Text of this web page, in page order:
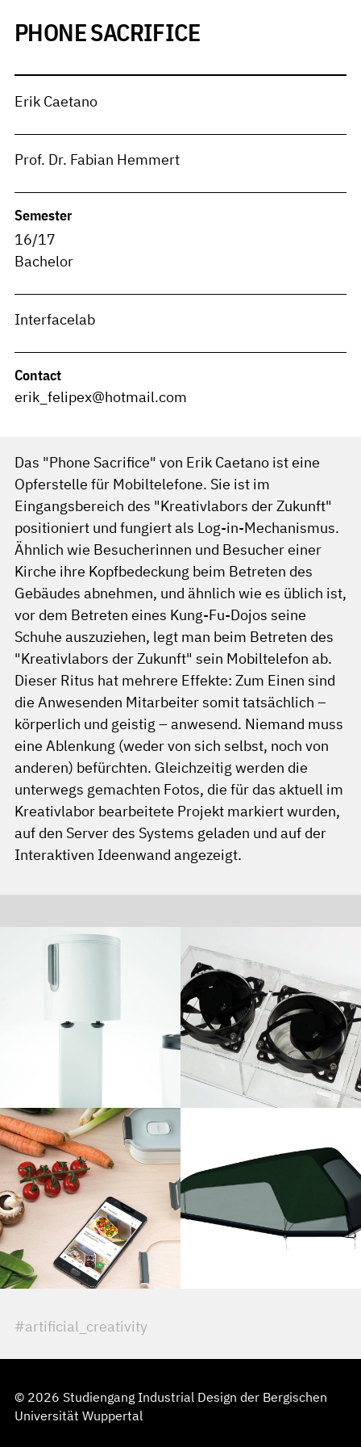
PHONE SACRIFICE
Erik Caetano
Prof. Dr. Fabian Hemmert
Semester
16/17
Bachelor
Interfacelab
Contact
erik_felipex@hotmail.com
Das "Phone Sacrifice" von Erik Caetano ist eine
Opferstelle für Mobiltelefone. Sie ist im
Eingangsbereich des "Kreativlabors der Zukunft"
positioniert und fungiert als Log-in-Mechanismus.
Ähnlich wie Besucherinnen und Besucher einer
Kirche ihre Kopfbedeckung beim Betreten des
Gebäudes abnehmen, und ähnlich wie es üblich ist,
vor dem Betreten eines Kung-Fu-Dojos seine
Schuhe auszuziehen, legt man beim Betreten des
"Kreativlabors der Zukunft" sein Mobiltelefon ab.
Dieser Ritus hat mehrere Effekte: Zum Einen sind
die Anwesenden Mitarbeiter somit tatsächlich –
körperlich und geistig – anwesend. Niemand muss
eine Ablenkung (weder von sich selbst, noch von
anderen) befürchten. Gleichzeitig werden die
unterwegs gemachten Fotos, die für das aktuell im
Kreativlabor bearbeitete Projekt markiert wurden,
auf den Server des Systems geladen und auf der
Interaktiven Ideenwand angezeigt.
#artificial_creativity
© 2026 Studiengang Industrial Design der Bergischen
Universität Wuppertal